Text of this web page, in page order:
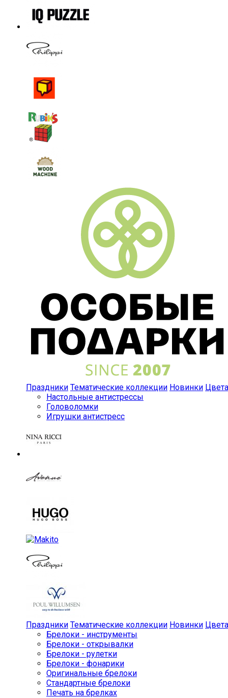
Праздники Тематические коллекции Новинки Цвета
Настольные антистрессы
Головоломки
Игрушки антистресс
Праздники Тематические коллекции Новинки Цвета
Брелоки - инструменты
Брелоки - открывалки
Брелоки - рулетки
Брелоки - фонарики
Оригинальные брелоки
Стандартные брелоки
Печать на брелках